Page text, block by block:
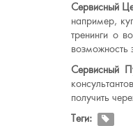
Сервисный
например,
тренинги о
возможность
Сервисный
получить
Теги: